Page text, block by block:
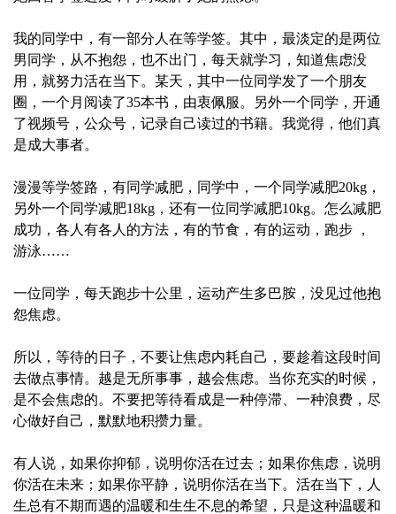
我的同学中，有一部分人在等学签。其中，最淡定的是两位
男同学，从不抱怨，也不出门，每天就学习，知道焦虑没
用，就努力活在当下。某天，其中一位同学发了一个朋友
圈，一个月阅读了35本书，由衷佩服。另外一个同学，开通
了视频号，公众号，记录自己读过的书籍。我觉得，他们真
是成大事者。
漫漫等学签路，有同学减肥，同学中，一个同学减肥20kg，
另外一个同学减肥18kg，还有一位同学减肥10kg。怎么减肥
成功，各人有各人的方法，有的节食，有的运动，跑步 ，
游泳……
一位同学，每天跑步十公里，运动产生多巴胺，没见过他抱
怨焦虑。
所以，等待的日子，不要让焦虑内耗自己，要趁着这段时间
去做点事情。越是无所事事，越会焦虑。当你充实的时候，
是不会焦虑的。不要把等待看成是一种停滞、一种浪费，尽
心做好自己，默默地积攒力量。
有人说，如果你抑郁，说明你活在过去；如果你焦虑，说明
你活在未来；如果你平静，说明你活在当下。活在当下，人
生总有不期而遇的温暖和生生不息的希望，只是这种温暖和